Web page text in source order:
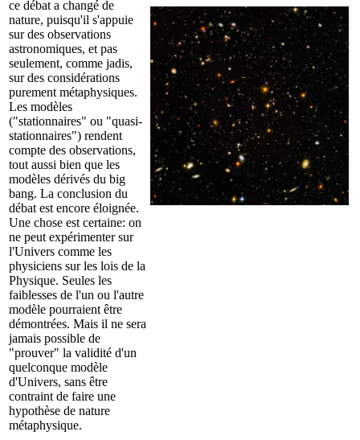
ce débat a changé de
nature, puisqu'il s'appuie
sur des observations
astronomiques, et pas
seulement, comme jadis,
sur des considérations
purement métaphysiques.
Les modèles
("stationnaires" ou "quasi-
stationnaires") rendent
compte des observations,
tout aussi bien que les
modèles dérivés du big
bang. La conclusion du
débat est encore éloignée.
Une chose est certaine: on
ne peut expérimenter sur
l'Univers comme les
physiciens sur les lois de la
Physique. Seules les
faiblesses de l'un ou l'autre
modèle pourraient être
démontrées. Mais il ne sera
jamais possible de
"prouver" la validité d'un
quelconque modèle
d'Univers, sans être
contraint de faire une
hypothèse de nature
métaphysique.